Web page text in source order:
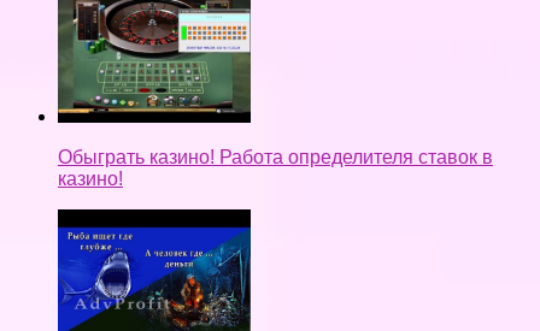
Обыграть казино! Работа определителя ставок в
казино!